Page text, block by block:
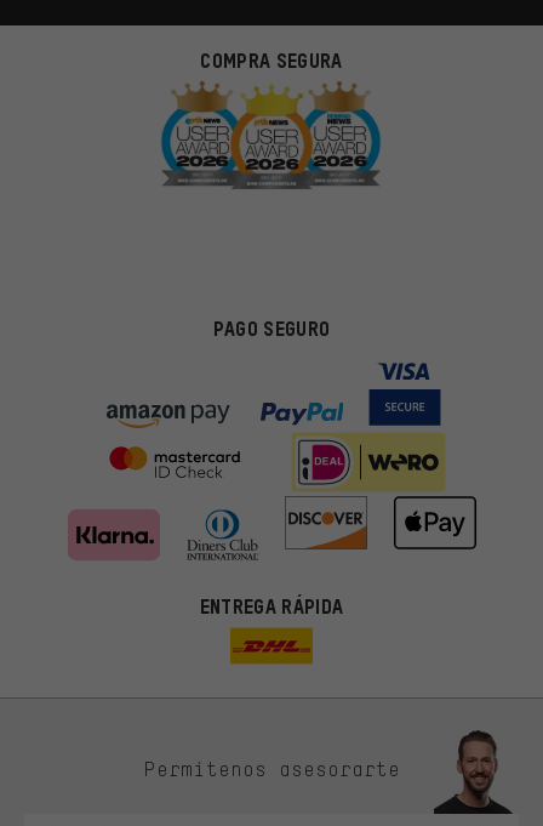
COMPRA SEGURA
PAGO SEGURO
ENTREGA RÁPIDA
Permítenos asesorarte